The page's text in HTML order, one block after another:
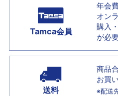
Tamca会員
年会
オン
購入
が必
送料
商品
お買
※配送